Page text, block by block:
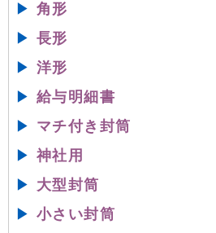
▶ 角形
▶ 長形
▶ 洋形
▶ 給与明細書
▶ マチ付き封筒
▶ 神社用
▶ 大型封筒
▶ 小さい封筒